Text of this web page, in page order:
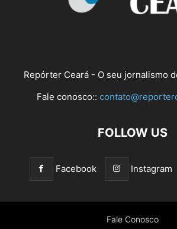
Repórter Ceará - O seu jornalismo
Fale conosco::
FOLLOW US
Facebook Instagram
Fale Conosco